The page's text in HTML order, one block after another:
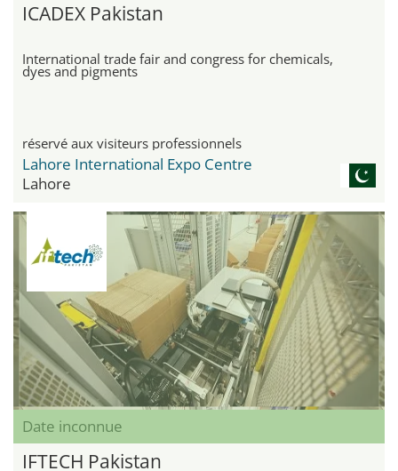
ICADEX Pakistan
International trade fair and congress for chemicals,
dyes and pigments
réservé aux visiteurs professionnels
Lahore International Expo Centre
Lahore
Date inconnue
IFTECH Pakistan